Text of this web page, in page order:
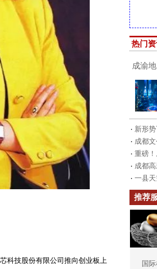
科技股份有限公司推向创业板上
热门
成渝
新形
成都
重磅
成都
一县
推荐
国